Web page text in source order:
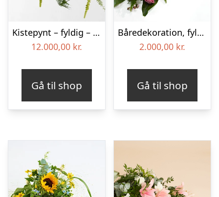
Kistepynt – fyldig – Blomster til begravelse
12.000,00 kr.
Gå til shop
Båredekoration, fyldig – Blomster til begravelse
2.000,00 kr.
Gå til shop